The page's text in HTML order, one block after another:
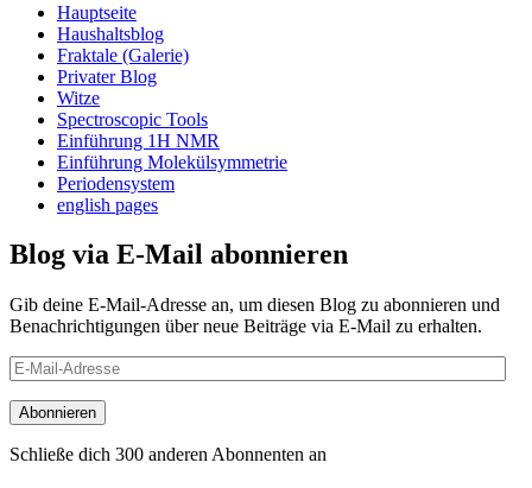
Hauptseite
Haushaltsblog
Fraktale (Galerie)
Privater Blog
Witze
Spectroscopic Tools
Einführung 1H NMR
Einführung Molekülsymmetrie
Periodensystem
english pages
Blog via E-Mail abonnieren
Gib deine E-Mail-Adresse an, um diesen Blog zu abonnieren und
Benachrichtigungen über neue Beiträge via E-Mail zu erhalten.
E-
Mail-
Adresse
Abonnieren
Schließe dich 300 anderen Abonnenten an